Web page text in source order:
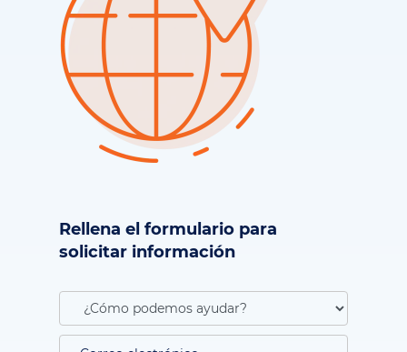
Rellena el formulario para
solicitar información